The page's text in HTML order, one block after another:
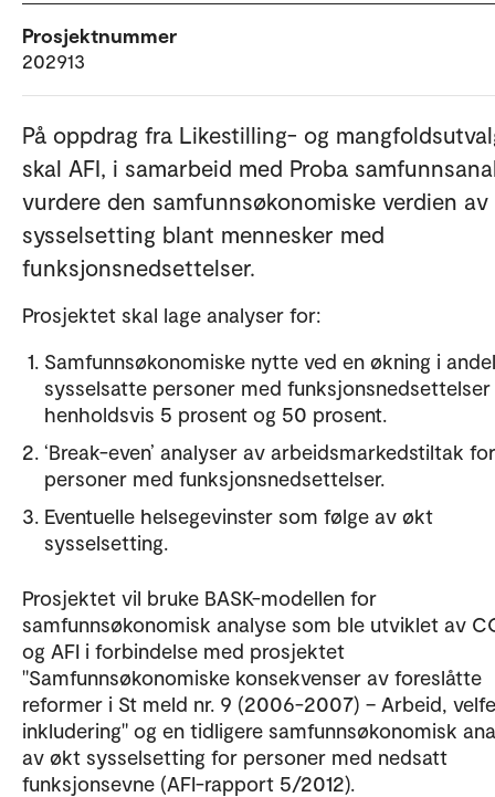
Prosjektnummer
202913
På oppdrag fra Likestilling- og
skal AFI, i samarbeid med Proba
vurdere den samfunnsøkonomiske verdien
sysselsetting blant mennesker med
funksjonsnedsettelser.
Prosjektet skal lage analyser for:
Samfunnsøkonomiske nytte ved en økning i
sysselsatte personer med
henholdsvis 5 prosent og 50 prosent.
‘Break-even’ analyser av arbeidsmarkedstiltak for
personer med funksjonsnedsettelser.
Eventuelle helsegevinster som følge av økt
sysselsetting.
Prosjektet vil bruke BASK-modellen for
samfunnsøkonomisk analyse som ble utviklet av
og AFI i forbindelse med prosjektet
"Samfunnsøkonomiske konsekvenser av foreslåtte
reformer i St meld nr. 9 (2006-2007) – Arbeid,
inkludering" og en tidligere samfunnsøkonomisk
av økt sysselsetting for personer med nedsatt
funksjonsevne (AFI-rapport 5/2012).